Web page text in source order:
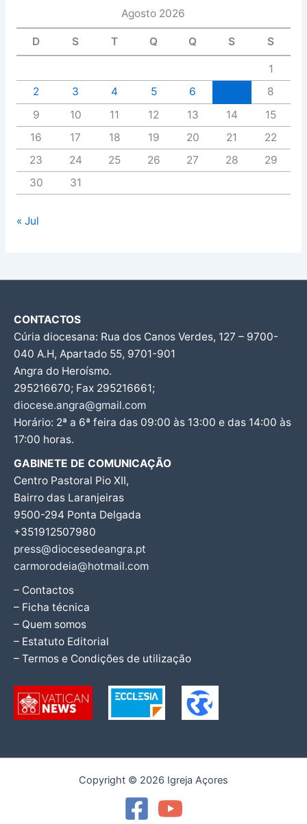
Agosto 2026
D S T Q Q S S
1
2
3 4 5 6
8
9
10 11 12 13 14
15
16
17 18 19 20 21
22
23
24 25 26 27 28
29
30
31
« Jul
CONTACTOS
Cúria diocesana: Rua dos Canos Verdes, 127 – 9700-
040 A.H, Apartado 55, 9701-901
Angra do Heroísmo.
295216670; Fax 295216661;
diocese.angra@gmail.com
Horário: 2ª a 6ª feira das 09:00 às 13:00 e das 14:00 às
17:00 horas.
GABINETE DE COMUNICAÇÃO
Centro Pastoral Pio XII,
Bairro das Laranjeiras
9500-294 Ponta Delgada
+351912507980
press@diocesedeangra.pt
carmorodeia@hotmail.com
– Contactos
– Ficha técnica
– Quem somos
– Estatuto Editorial
– Termos e Condições de utilização
Copyright © 2026 Igreja Açores